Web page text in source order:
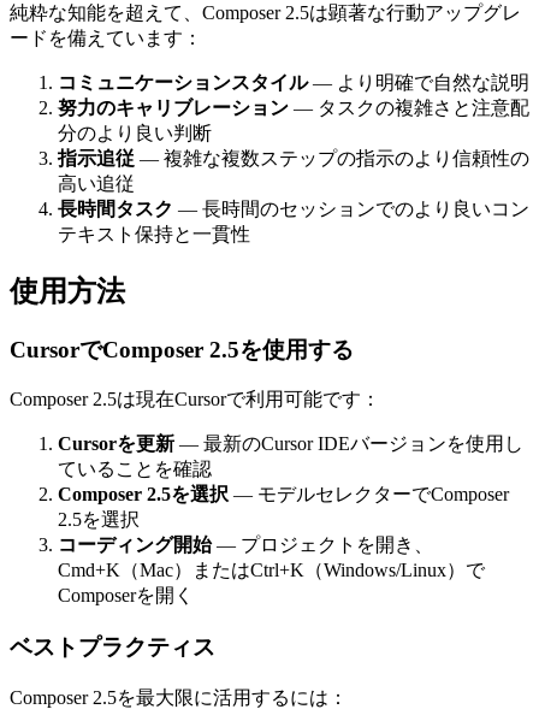
純粋な知能を超えて、Composer 2.5は顕著な行動アップグレ
ードを備えています：
コミュニケーションスタイル— より明確で自然な説明
努力のキャリブレーション — タスクの複雑さと注意配
分のより良い判断
指示追従 — 複雑な複数ステップの指示のより信頼性の
高い追従
長時間タスク — 長時間のセッションでのより良いコン
テキスト保持と一貫性
使用方法
CursorでComposer 2.5を使用する
Composer 2.5は現在Cursorで利用可能です：
Cursorを更新 — 最新のCursor IDEバージョンを使用し
ていることを確認
Composer 2.5を選択 — モデルセレクターでComposer
2.5を選択
コーディング開始— プロジェクトを開き、
Cmd+K（Mac）またはCtrl+K（Windows/Linux）で
Composerを開く
ベストプラクティス
Composer 2.5を最大限に活用するには：